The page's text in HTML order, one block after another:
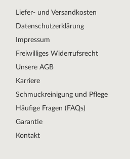
Liefer- und Versandkosten
Datenschutzerklärung
Impressum
Freiwilliges Widerrufsrecht
Unsere AGB
Karriere
Schmuckreinigung und Pflege
Häufige Fragen (FAQs)
Garantie
Kontakt